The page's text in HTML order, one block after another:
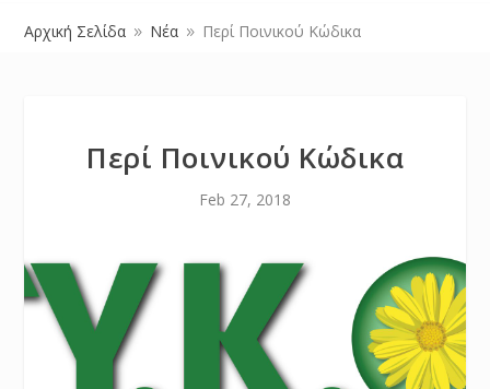
Αρχική Σελίδα 9 Νέα 9 Περί Ποινικού Κώδικα
Περί Ποινικού Κώδικα
Feb 27, 2018